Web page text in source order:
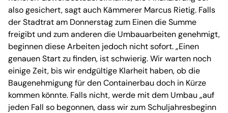
also gesichert, sagt auch Kämmerer Marcus Rietig. Falls
der Stadtrat am Donnerstag zum Einen die Summe
freigibt und zum anderen die Umbauarbeiten genehmigt,
beginnen diese Arbeiten jedoch nicht sofort. „Einen
genauen Start zu finden, ist schwierig. Wir warten noch
einige Zeit, bis wir endgültige Klarheit haben, ob die
Baugenehmigung für den Containerbau doch in Kürze
kommen könnte. Falls nicht, werde mit dem Umbau „auf
jeden Fall so begonnen, dass wir zum Schuljahresbeginn